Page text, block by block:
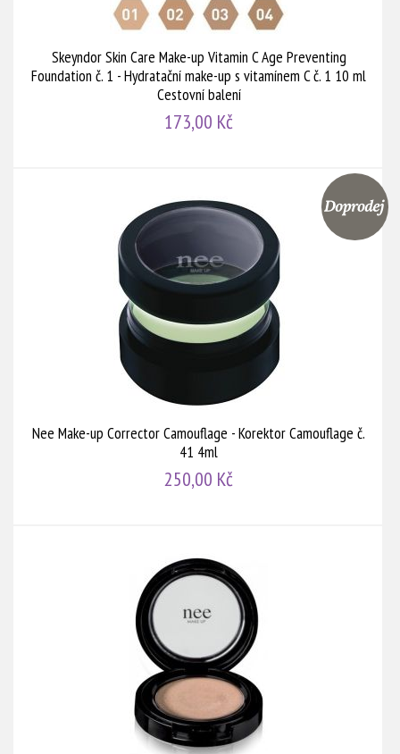
Skeyndor Skin Care Make-up Vitamin C Age Preventing
Foundation č. 1 - Hydratační make-up s vitamínem C č. 1 10 ml
Cestovní balení
173,00 Kč
Nee Make-up Corrector Camouflage - Korektor Camouflage č.
41 4ml
250,00 Kč